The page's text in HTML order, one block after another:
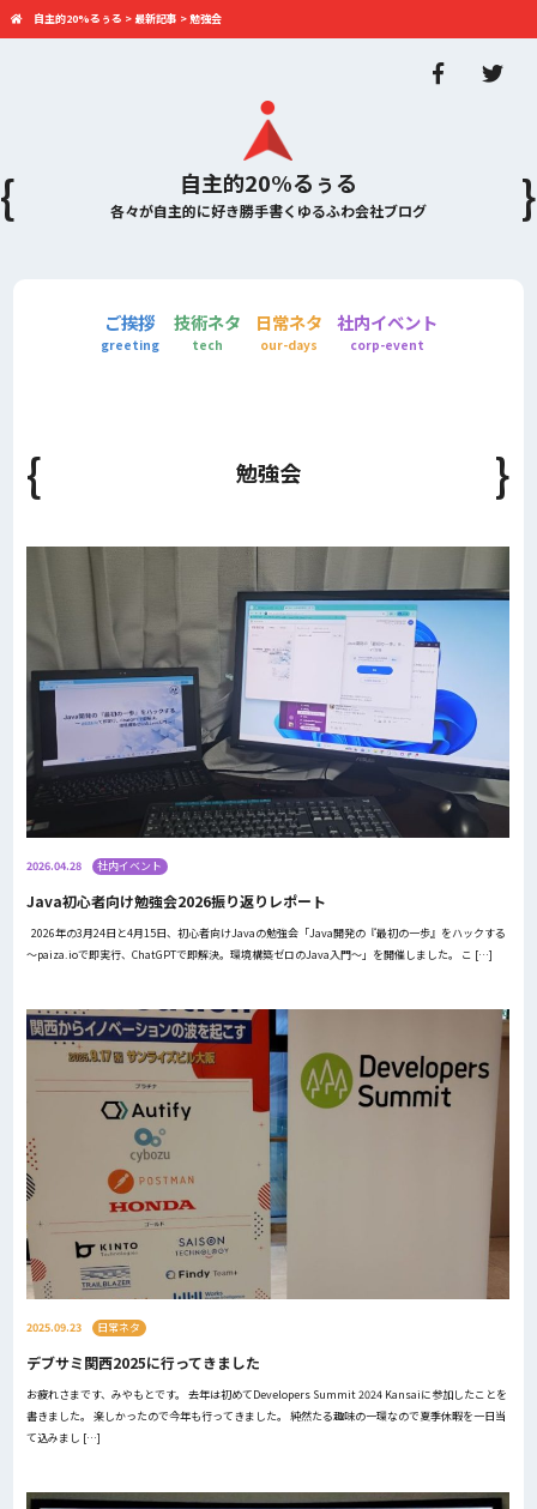
自主的20%るぅる
各々が自主的に好き勝手書くゆるふわ会社ブログ
自主的20%るぅる > 最新記事 >勉強会
ご挨拶
greeting
技術ネタ
tech
日常ネタ
our-days
社内イベント
corp-event
勉強会
2026.04.28 社内イベント
Java初心者向け勉強会2026振り返りレポート
2026年の3月24日と4月15日、初心者向けJavaの勉強会「Java開発の『最初の一歩』をハックする
～paiza.ioで即実行、ChatGPTで即解決。環境構築ゼロのJava入門～」を開催しました。 こ […]
2025.09.23 日常ネタ
デブサミ関西2025に行ってきました
お疲れさまです、みやもとです。 去年は初めてDevelopers Summit 2024 Kansaiに参加したことを
書きました。 楽しかったので今年も行ってきました。 純然たる趣味の一環なので夏季休暇を一日当
て込みまし […]